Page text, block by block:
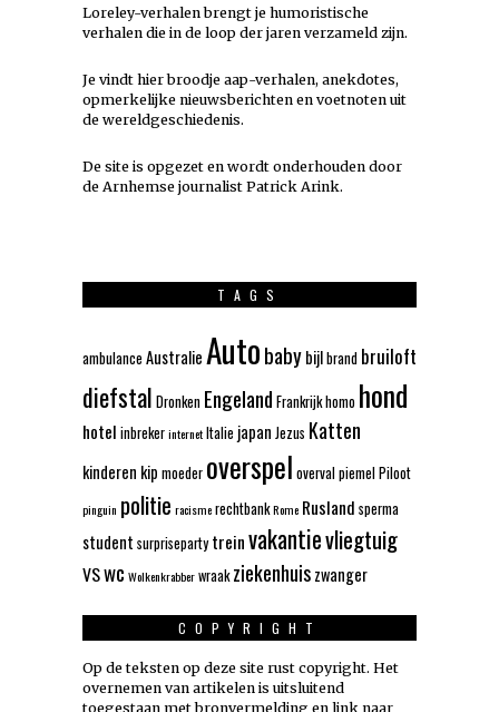
Loreley-verhalen brengt je humoristische
verhalen die in de loop der jaren verzameld zijn.
Je vindt hier broodje aap-verhalen, anekdotes,
opmerkelijke nieuwsberichten en voetnoten uit
de wereldgeschiedenis.
De site is opgezet en wordt onderhouden door
de Arnhemse journalist Patrick Arink.
TAGS
ambulance Australie Autobabybijlbrand bruiloft
diefstal Dronken Engeland Frankrijkhomo hond
hotel inbrekerinternetItalie japan Jezus Katten
kinderen kip moeder overspel overvalpiemelPiloot
pinguin politie racismerechtbankRome Rusland sperma
student surpriseparty treinvakantievliegtuig
VSwc Wolkenkrabberwraak ziekenhuiszwanger
COPYRIGHT
Op de teksten op deze site rust copyright. Het
overnemen van artikelen is uitsluitend
toegestaan met bronvermelding en link naar